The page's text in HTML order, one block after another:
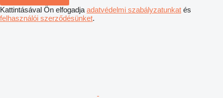
Kattintásával Ön elfogadja adatvédelmi szabályzatunkat és
felhasználói szerződésünket.